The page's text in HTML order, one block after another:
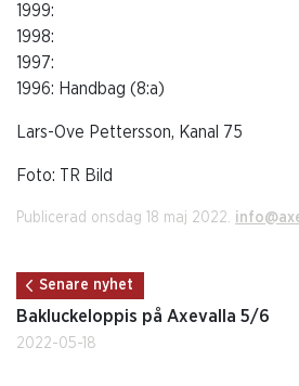
1999:
1998:
1997:
1996: Handbag (8:a)
Lars-Ove Pettersson, Kanal 75
Foto: TR Bild
Publicerad onsdag 18 maj 2022.
Senare nyhet
Bakluckeloppis på Axevalla 5/6
2022-05-18